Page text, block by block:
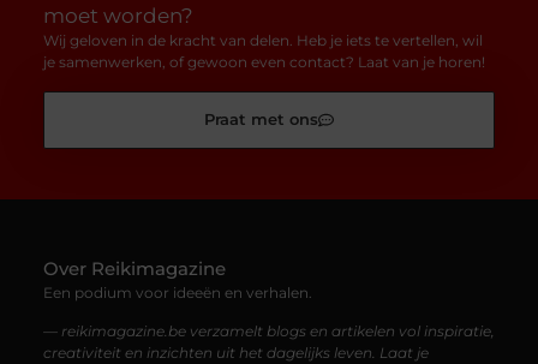
moet worden?
Wij geloven in de kracht van delen. Heb je iets te vertellen, wil
je samenwerken, of gewoon even contact? Laat van je horen!
Praat met ons
Over Reikimagazine
Een podium voor ideeën en verhalen.
— reikimagazine.be verzamelt blogs en artikelen vol inspiratie,
creativiteit en inzichten uit het dagelijks leven. Laat je